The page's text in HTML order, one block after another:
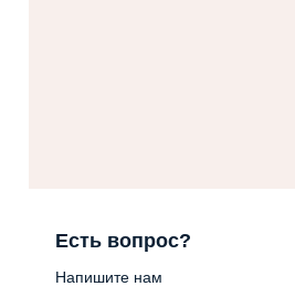
Есть вопрос?
Напишите нам